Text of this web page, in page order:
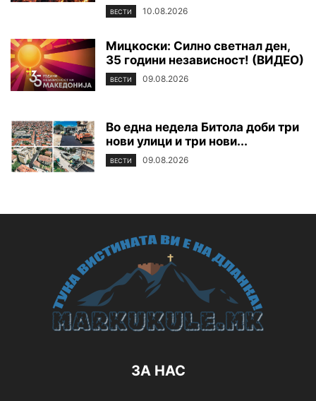
ВЕСТИ 10.08.2026
Мицкоски: Силно светнал ден,
35 години независност! (ВИДЕО)
ВЕСТИ 09.08.2026
Во една недела Битола доби три
нови улици и три нови...
ВЕСТИ 09.08.2026
ЗА НАС